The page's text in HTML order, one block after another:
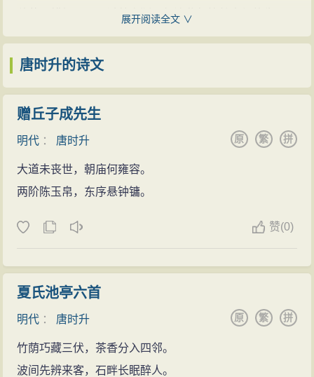
种菜、耕耘田园，过着陶渊明般清贫但怡然自得的生
活。唐时升与娄坚、程嘉燧都是归有光的门下弟子，文
章很得归氏清雅恬淡气韵。晚年的唐时升闭门谢酒，“味
布衣杖屦，外出游玩，谈诗论文，意气扬扬。一起出游
韵，称他们为“练川三老”。
唐时升文才很好，与友人一起做诗的时候常常不假
思索，一挥而就。他不喜欢艰深涩泽的文章，自己作诗
谢三宾把他的《三易集》与其他三人的诗文合刻，题名
展开阅读全文 ∨
唐时升的诗文
赠丘子成先生
明代 ： 唐时升 拼
繁
原
大道未丧世，朝庙何雍容。
两阶陈玉帛，东序悬钟镛。
赞(0)
夏氏池亭六首
明代 ： 唐时升 拼
繁
原
竹荫巧藏三伏，茶香分入四邻。
波间先辨来客，石畔长眠醉人。